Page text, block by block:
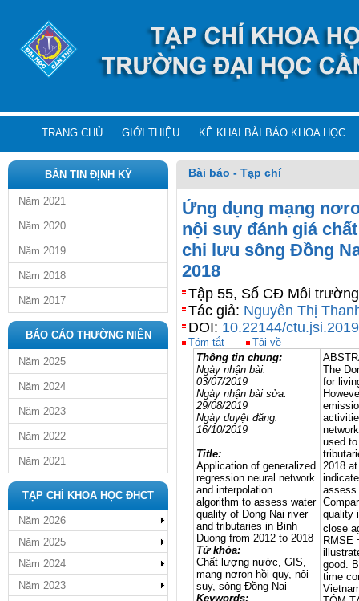
TRANG CHỦ GIỚI THIỆU KÊ KHAI BÀI BÁO KHOA HỌC
BẢN TIN ĐỊNH KỲ
Năm 2021
Năm 2020
Năm 2019
Năm 2018
Năm 2017
BÁO CÁO THƯỜNG NIÊN
Năm 2025
Năm 2024
Năm 2023
Năm 2022
Năm 2021
TẠP CHÍ KHOA HỌC ĐHCT
Năm 2026
Năm 2025
Năm 2024
Năm 2023
Bài báo - Tạp chí
Ứng dụng mạng
nội suy đánh giá
chi lưu sông Đồng
2018
Tập 55, Số CĐ Môi
Tác giả: Nguyễn Thị
DOI: 10.22144/
Tóm tắt
Tải về
Thông tin chung:
Ngày nhận bài:
03/07/2019
Ngày nhận bài sửa:
29/08/2019
Ngày duyệt đăng:
16/10/2019
Title:
Application of generalized
regression neural network
and interpolation
algorithm to assess water
quality of Dong Nai river
and tributaries in Binh
Duong from 2012 to 2018
Từ khóa:
Chất lượng nước, GIS,
mạng nơron hồi quy, nội
suy, sông Đồng Nai
Keywords:
The
for
used
2018
assess
quality
close
RMSE
good.
time